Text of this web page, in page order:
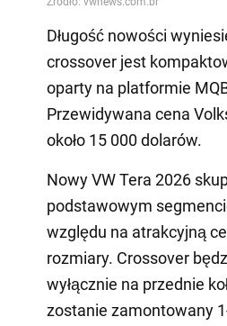
Długość nowości
crossover jest
oparty na platformie
Przewidywana cena
około 15 000 dolarów.
Nowy VW Tera 2026
podstawowym
względu na atrakcyjną
rozmiary. Crossover
wyłącznie na przednie
zostanie zamontowany